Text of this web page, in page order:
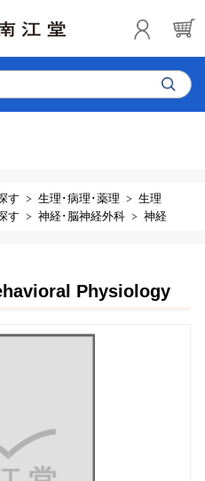
す 生理･病理･薬理
生理
す 神経･脳神経外科 神経
Physiology